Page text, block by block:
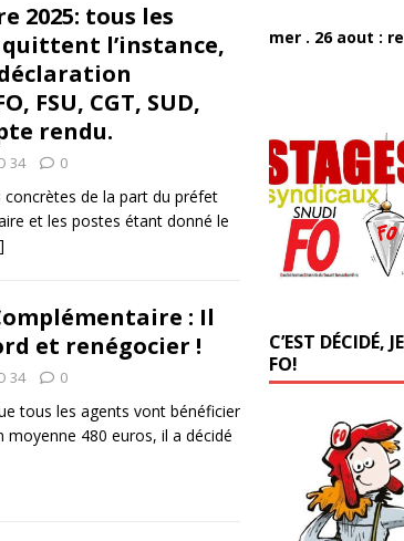
2025: tous les
quittent l’instance,
FSU, CGT, SUD,
rendu.
34 0
de la part du préfet
et les postes étant donné le
: Il
et renégocier !
34 0
tous les agents vont bénéficier
moyenne 480 euros, il a décidé
mer . 26 aout :
C’EST DÉCIDÉ,
FO!